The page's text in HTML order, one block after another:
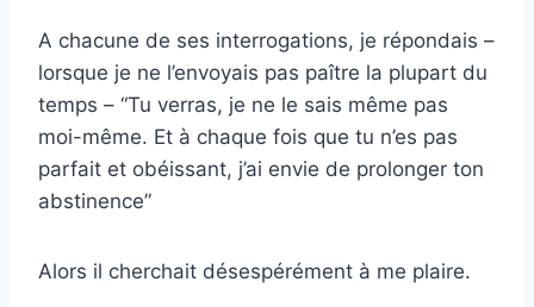
A chacune de ses interrogations, je répondais –
lorsque je ne l’envoyais pas paître la plupart du
temps – “Tu verras, je ne le sais même pas
moi-même. Et à chaque fois que tu n’es pas
parfait et obéissant, j’ai envie de prolonger ton
abstinence”
Alors il cherchait désespérément à me plaire.